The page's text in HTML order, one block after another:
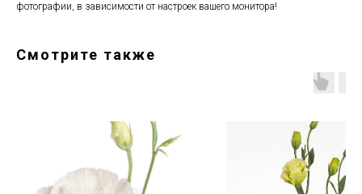
фотографии, в зависимости от настроек вашего монитора!
Смотрите также